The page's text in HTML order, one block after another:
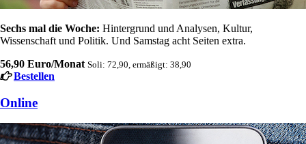
Sechs mal die Woche: Hintergrund und Analysen, Kultur,
Wissenschaft und Politik. Und Samstag acht Seiten extra.
56,90 Euro/Monat Soli: 72,90, ermäßigt: 38,90
Bestellen
Online